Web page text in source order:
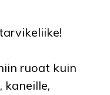
ruoat kuin
kaneille,